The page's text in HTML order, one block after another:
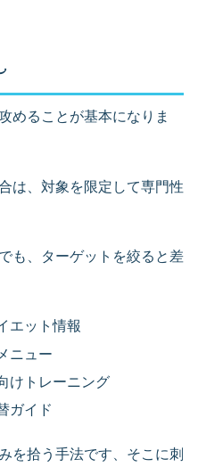
めることが基本になりま
は、対象を限定して専門性
も、ターゲットを絞ると差
エット情報
ニュー
けトレーニング
ガイド
を拾う手法です、そこに刺